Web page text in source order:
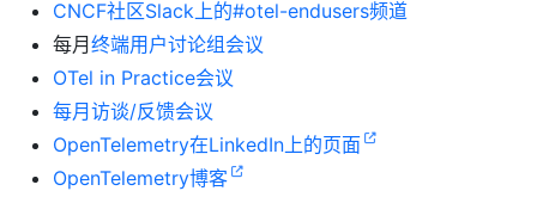
CNCF社区Slack上的#otel-endusers频道
每月终端用户讨论组会议
OTel in Practice会议
每月访谈/反馈会议
OpenTelemetry在LinkedIn上的页面
OpenTelemetry博客